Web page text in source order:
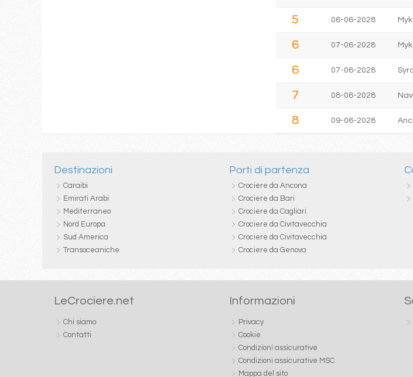
5 06-06-2028
6 07-06-2028
6 07-06-2028
7 08-06-2028
8 09-06-2028
Destinazioni
Caraibi
Emirati Arabi
Mediterraneo
Nord Europa
Sud America
Transoceaniche
Porti di partenza
Crociere da Ancona
Crociere da Bari
Crociere da Cagliari
Crociere da Civitavecchia
Crociere da Civitavecchia
Crociere da Genova
LeCrociere.net
Chi siamo
Contatti
Informazioni
Privacy
Cookie
Condizioni assicurative
Condizioni assicurative MSC
Mappa del sito